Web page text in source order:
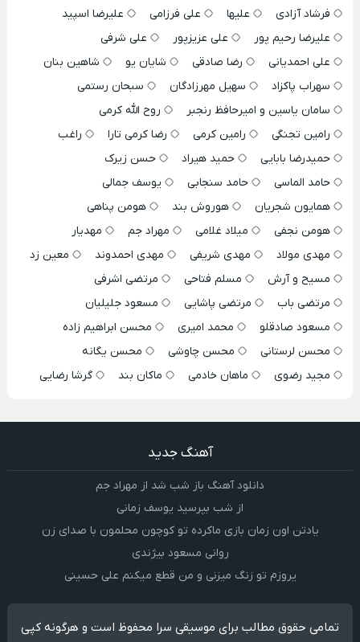
فرشاد آزادی
علیها علی فرزامی
علیرضا اسپید
علیرضا رحیم پور
علی عزیزپور
علی شرفی
علی احمدیانی
رضا صادقی شایان یو
شاهین بنان
سهراب پاکزاد
سهیل مهرزادگان
سبحان رستمی
سامان یاسین و امیرحافظ رنجبر
روح الله کرمی
رامین تجنگی
رامین کرمی رضا کرمی تارا
راغب
حمیدرضا بابایی
حمید هیراد
حسن زیرک
حامد الماسی
حامد سنجابی
یوسف جمالی
همایون شجریان
هوروش بند
هومن پناهی
هومن نجفی
میلاد غلامی مهراد جم
مهدیار
مهدی مولاد
مهدی شریفی مهدی احمدوند
معین زد
مسیح و آرش
مسلم فتاحی
مرتضی اشرفی
مرتضی باب
مرتضی پاشایی
مسعود جلیلیان
مسعود صادقلو
محمد امیری
محسن ابراهیم زاده
محسن لرستانی
محسن چاوشی
محسن یگانه
مجید رضوی
ماهان خادمی ماکان بند گرشا رضایی
آهنگ جدید
دانلود آهنگ باز شب شد از مهراد جم
از شب بپرسید یوسف زمانی
یادتن اون زمان بازی ماکرده تو کوچون محلمون با صدای زن
روانی مسعود بیژندی
یروزم تو زنگ میزنی و من قطع میکنم علی حسینی
تمامی حقوق مطالب برای موسیقی سرا محفوظ است و هرگونه کپی